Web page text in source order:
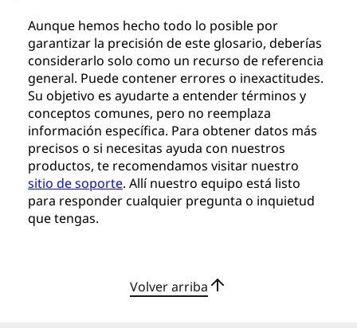
Aunque hemos hecho todo lo posible por
garantizar la precisión de este glosario, deberías
considerarlo solo como un recurso de referencia
general. Puede contener errores o inexactitudes.
Su objetivo es ayudarte a entender términos y
conceptos comunes, pero no reemplaza
información específica. Para obtener datos más
precisos o si necesitas ayuda con nuestros
productos, te recomendamos visitar nuestro
sitio de soporte. Allí nuestro equipo está listo
para responder cualquier pregunta o inquietud
que tengas.
Volver arriba